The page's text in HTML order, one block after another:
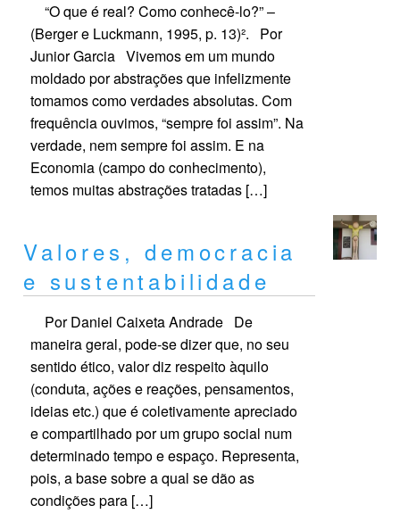
“O que é real? Como conhecê-lo?” –
(Berger e Luckmann, 1995, p. 13)². Por
Junior Garcia Vivemos em um mundo
moldado por abstrações que infelizmente
tomamos como verdades absolutas. Com
frequência ouvimos, “sempre foi assim”. Na
verdade, nem sempre foi assim. E na
Economia (campo do conhecimento),
temos muitas abstrações tratadas […]
Valores, democracia
e sustentabilidade
Por Daniel Caixeta Andrade De
maneira geral, pode-se dizer que, no seu
sentido ético, valor diz respeito àquilo
(conduta, ações e reações, pensamentos,
ideias etc.) que é coletivamente apreciado
e compartilhado por um grupo social num
determinado tempo e espaço. Representa,
pois, a base sobre a qual se dão as
condições para […]